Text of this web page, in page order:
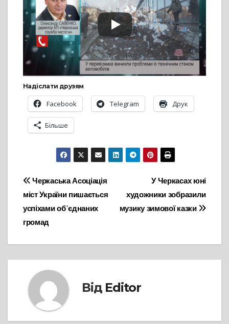
Надіслати друзям
Facebook Telegram Друк
Більше
Навігація
записів
У Черкасах юні
художники зобразили
музику зимової казки
Черкаська Асоціація
міст України пишається
успіхами об᾽єднаних
громад
Від Editor